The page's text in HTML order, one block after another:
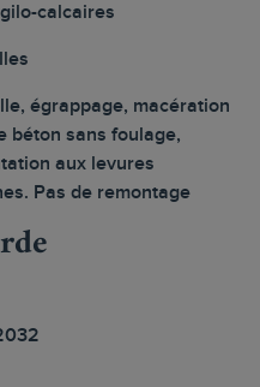
calcaires
égrappage, macération
béton sans foulage,
aux levures
Pas de remontage